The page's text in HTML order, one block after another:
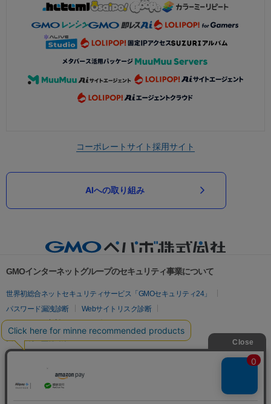
コーポレートサイト採用サイト
AIへの取り組み
GMOインターネットグループのセキュリティ事業について
世界初総合ネットセキュリティサービス「GMOセキュリティ24」
パスワード漏洩診断
Webサイトリスク診断
セキュリティ相談AIチャットボット
実在証明・盗聴対策
サイバー攻撃対策（GMOサイバーセキュリティ byイエラエ）
サイバー攻撃対策（GMO Flatt Security）
セキュリティ事業の軌跡